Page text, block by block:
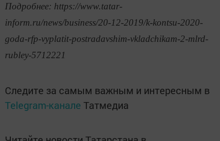
Подробнее: https://www.tatar-
inform.ru/news/business/20-12-2019/k-kontsu-2020-
goda-rfp-vyplatit-postradavshim-vkladchikam-2-mlrd-
rubley-5712221
Следите за самым важным и интересным в
Telegram-канале Татмедиа